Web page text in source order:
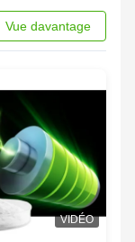
Vue davantage
VIDÉO